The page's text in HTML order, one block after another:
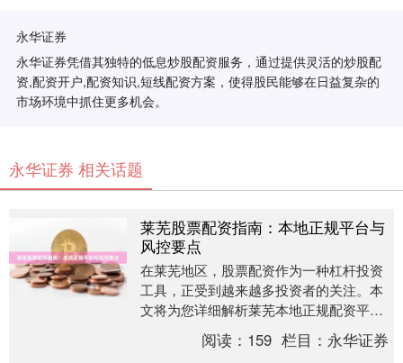
永华证券
永华证券凭借其独特的低息炒股配资服务，通过提供灵活的炒股配
资,配资开户,配资知识,短线配资方案，使得股民能够在日益复杂的
市场环境中抓住更多机会。
永华证券 相关话题
莱芜股票配资指南：本地正规平台与
风控要点
在莱芜地区，股票配资作为一种杠杆投资
工具，正受到越来越多投资者的关注。本
文将为您详细解析莱芜本地正规配资平台
的甄别方法，以及必须掌握的配资风控要
点，帮助您在合规....
阅读： 159 栏目： 永华证券